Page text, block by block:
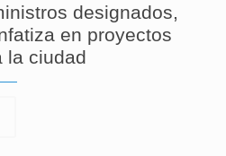
designados,
en proyectos
la ciudad